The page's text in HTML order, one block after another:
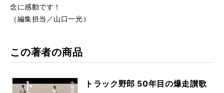
念に感動です！
（編集担当／山口一光）
この著者の商品
トラック野郎 50年目の爆走讃歌